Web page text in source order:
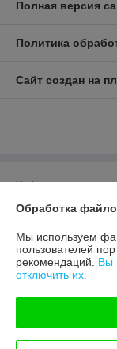
Полная версия
Политика
Сайт создан на
Информация для
Юридическое лицо:
220019, Республика
Регистрационный
Регистрационный
Обработка
Мы используем
пользователей
рекомендаций. Вы
отключить их.